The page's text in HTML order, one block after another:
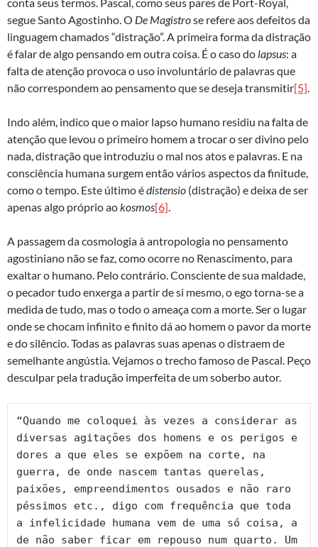
segue Santo Agostinho. O De Magistrose refere aos defeitos da
linguagem chamados “distração”. A primeira forma da distração
é falar de algo pensando em outra coisa. É o caso do lapsus: a
falta de atenção provoca o uso involuntário de palavras que
não correspondem ao pensamento que se deseja transmitir[5].
Indo além, indico que o maior lapso humano residiu na falta de
atenção que levou o primeiro homem a trocar o ser divino pelo
nada, distração que introduziu o mal nos atos e palavras. E na
consciência humana surgem então vários aspectos da finitude,
como o tempo. Este último édistensio (distração) e deixa de ser
apenas algo próprio aokosmos[6].
A passagem da cosmologia à antropologia no pensamento
agostiniano não se faz, como ocorre no Renascimento, para
exaltar o humano. Pelo contrário. Consciente de sua maldade,
o pecador tudo enxerga a partir de si mesmo, o ego torna-se a
medida de tudo, mas o todo o ameaça com a morte. Ser o lugar
onde se chocam infinito e finito dá ao homem o pavor da morte
e do silêncio. Todas as palavras suas apenas o distraem de
semelhante angústia. Vejamos o trecho famoso de Pascal. Peço
desculpar pela tradução imperfeita de um soberbo autor.
“Quando me coloquei às vezes a considerar as
diversas agitações dos homens e os perigos e
dores a que eles se expõem na corte, na
guerra, de onde nascem tantas querelas,
paixões, empreendimentos ousados e não raro
péssimos etc., digo com frequência que toda
a infelicidade humana vem de uma só coisa, a
de não saber ficar em repouso num quarto. Um